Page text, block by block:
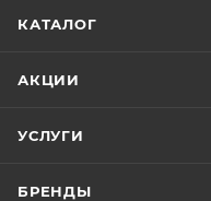
КАТАЛОГ
АКЦИИ
УСЛУГИ
БРЕНДЫ